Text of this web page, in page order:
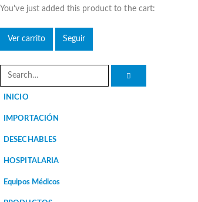
You've just added this product to the cart:
Ver carrito Seguir
INICIO
IMPORTACIÓN
DESECHABLES
HOSPITALARIA
Equipos Médicos